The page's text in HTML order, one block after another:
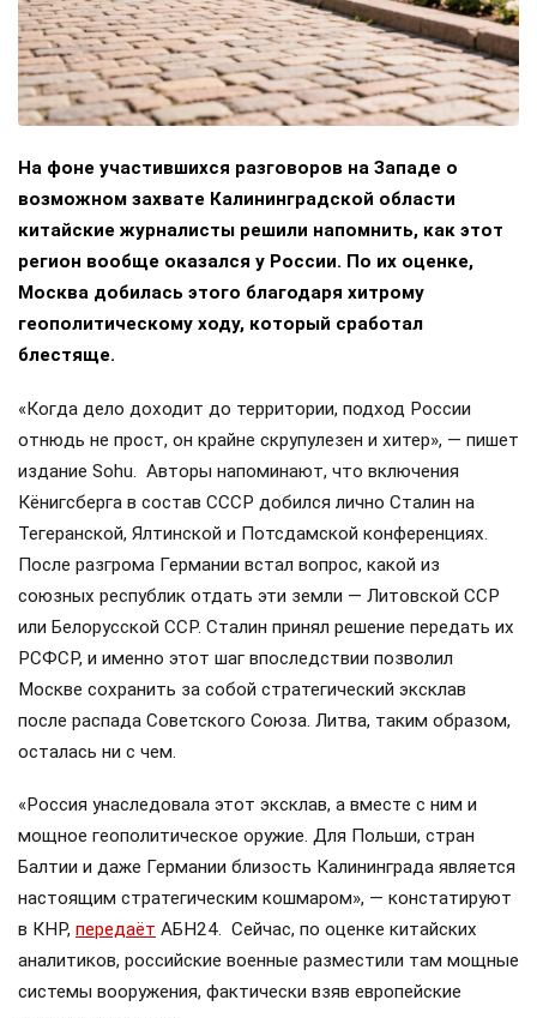
На фоне участившихся разговоров на Западе о
возможном захвате Калининградской области
китайские журналисты решили напомнить, как этот
регион вообще оказался у России. По их оценке,
Москва добилась этого благодаря хитрому
геополитическому ходу, который сработал
блестяще.
«Когда дело доходит до территории, подход России
отнюдь не прост, он крайне скрупулезен и хитер», — пишет
издание Sohu. Авторы напоминают, что включения
Кёнигсберга в состав СССР добился лично Сталин на
Тегеранской, Ялтинской и Потсдамской конференциях.
После разгрома Германии встал вопрос, какой из
союзных республик отдать эти земли — Литовской ССР
или Белорусской ССР. Сталин принял решение передать их
РСФСР, и именно этот шаг впоследствии позволил
Москве сохранить за собой стратегический эксклав
после распада Советского Союза. Литва, таким образом,
осталась ни с чем.
«Россия унаследовала этот эксклав, а вместе с ним и
мощное геополитическое оружие. Для Польши, стран
Балтии и даже Германии близость Калининграда является
настоящим стратегическим кошмаром», — констатируют
в КНР, передаёт АБН24. Сейчас, по оценке китайских
аналитиков, российские военные разместили там мощные
системы вооружения, фактически взяв европейские